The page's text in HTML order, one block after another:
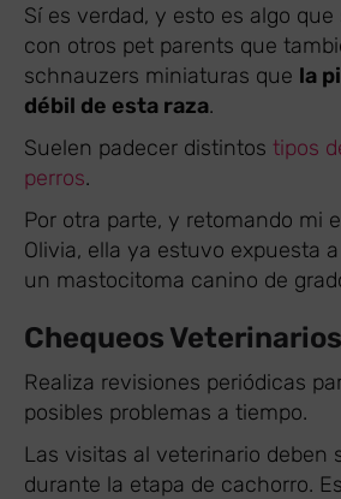
Sí es verdad, y esto es algo
con otros pet parents que
schnauzers miniaturas que la
débil de esta raza.
Suelen padecer distintos tipos
perros.
Por otra parte, y retomando mi
Olivia, ella ya estuvo expuesta
un mastocitoma canino de
Chequeos
Realiza revisiones periódicas
posibles problemas a tiempo.
Las visitas al veterinario deben
durante la etapa de cachorro.